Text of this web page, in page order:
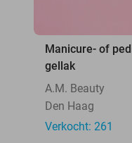
Manicure- of
gellak
A.M. Beauty
Den Haag
Verkocht: 261